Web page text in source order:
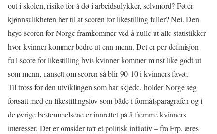
out i skolen, risiko for å dø i arbeidsulykker, selvmord? Fører
kjønnsulikheten her til at scoren for likestilling faller? Nei. Den
høye scoren for Norge framkommer ved å nulle ut alle statistikker
hvor kvinner kommer bedre ut enn menn. Det er per definisjon
full score for likestilling hvis kvinner kommer minst like godt ut
som menn, uansett om scoren så blir 90-10 i kvinners favør.
Til tross for den utviklingen som har skjedd, holder Norge seg
fortsatt med en likestillingslov som både i formålsparagrafen og i
de øvrige bestemmelsene er innrettet på å fremme kvinners
interesser. Det er omsider tatt et politisk initiativ – fra Frp, æres